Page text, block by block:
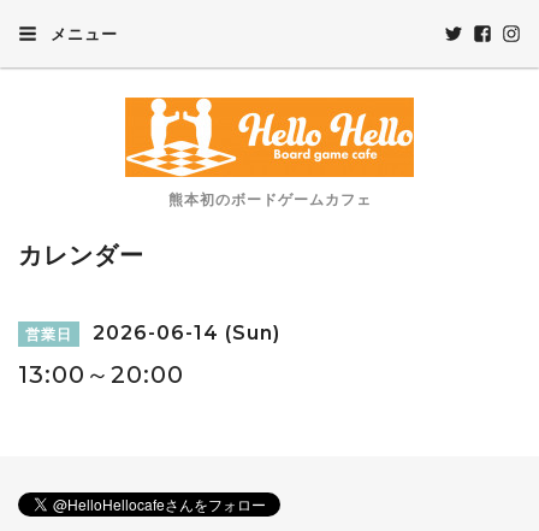
メニュー
熊本初のボードゲームカフェ
カレンダー
営業日 2026-06-14 (Sun)
13:00～20:00